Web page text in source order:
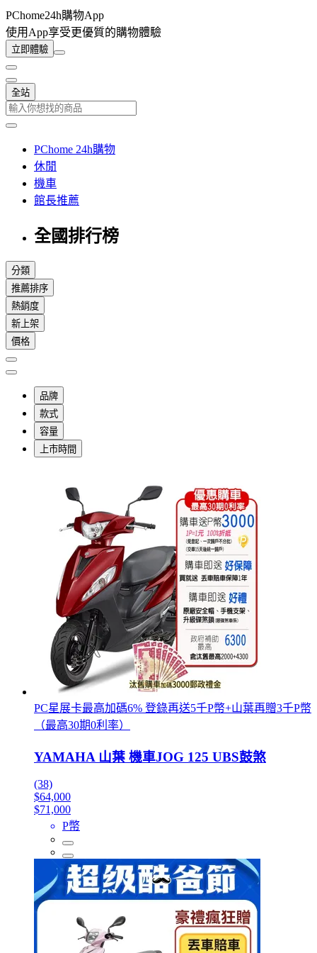
PChome24h購物App
使用App享受更優質的購物體驗
立即體驗
全站
PChome 24h購物
休閒
機車
館長推薦
全國排行榜
分類
推薦排序
熱銷度
新上架
價格
品牌
款式
容量
上市時間
PC星展卡最高加碼6% 登錄再送5千P幣+山葉再贈3千P幣
（最高30期0利率）
YAMAHA 山葉 機車JOG 125 UBS鼓煞
(38)
$64,000
$71,000
P幣